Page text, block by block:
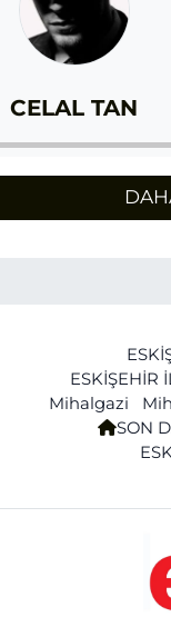
CELAL TAN
ESKİŞEHİR
Mihalgazi
SON